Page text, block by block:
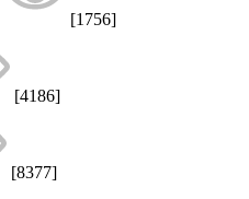
[1756]
[4186]
[8377]